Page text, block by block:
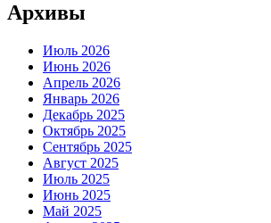
Архивы
Июль 2026
Июнь 2026
Апрель 2026
Январь 2026
Декабрь 2025
Октябрь 2025
Сентябрь 2025
Август 2025
Июль 2025
Июнь 2025
Май 2025